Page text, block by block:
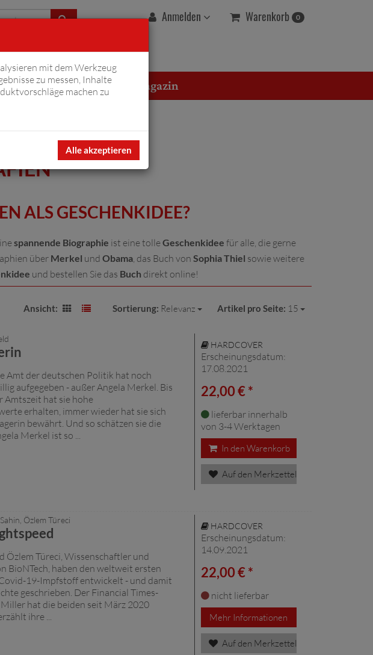
Anmelden Warenkorb 0
Overton Magazin
ALS GESCHENKIDEE?
spannende Biographie ist eine tolleGeschenkidee für alle, die gerne
über Merkel und Obama, das Buch von Sophia Thiel sowie weitere
und bestellen Sie das Buch direkt online!
Ansicht: Sortierung: Relevanz Artikel pro Seite: 15
Amt der deutschen Politik hat noch
aufgegeben - außer Angela Merkel. Bis
Amtszeit hat sie hohe
erhalten, immer wieder hat sie sich
bewährt. Und so schätzen sie die
Merkel ist so ...
HARDCOVER
Erscheinungsdatum:
17.08.2021
22,00 € *
lieferbar innerhalb
von 3-4 Werktagen
In den Warenkorb
Auf den Merkzettel
Özlem Türeci
Özlem Türeci, Wissenschaftler und
BioNTech, haben den weltweit ersten
19-Impfstoff entwickelt - und damit
geschrieben. Der Financial Times-
hat die beiden seit März 2020
ihre ...
HARDCOVER
Erscheinungsdatum:
14.09.2021
22,00 € *
nicht lieferbar
Mehr Informationen
Auf den Merkzettel
mit dem Werkzeug
zu messen, Inhalte
machen zu
Alle akzeptieren